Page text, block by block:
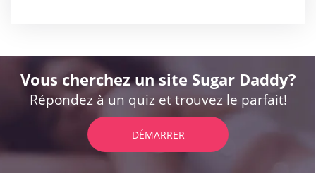
Vous cherchez un site Sugar Daddy?
Répondez à un quiz et trouvez le parfait!
DÉMARRER